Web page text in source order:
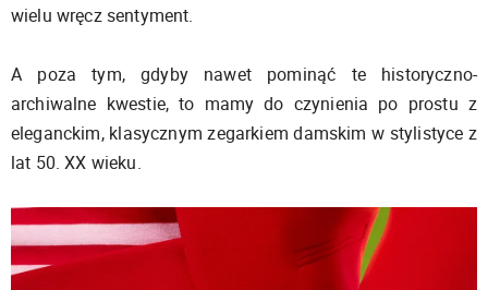
wielu wręcz sentyment.
A poza tym, gdyby nawet pominąć te historyczno-
archiwalne kwestie, to mamy do czynienia po prostu z
eleganckim, klasycznym zegarkiem damskim w stylistyce z
lat 50. XX wieku.